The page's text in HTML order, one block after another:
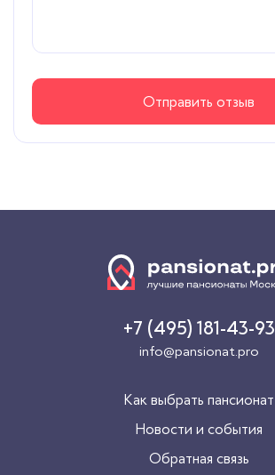
Отправить отзыв
+7 (495) 181-43-93
info@pansionat.pro
Как выбрать пансионат
Новости и события
Обратная связь